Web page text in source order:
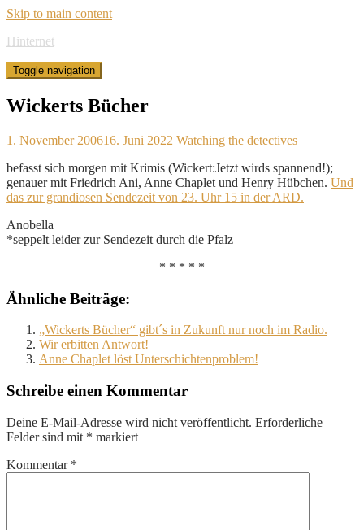
Skip to main content
Hinternet
Toggle navigation
Wickerts Bücher
1. November 200616. Juni 2022 Watching the detectives
befasst sich morgen mit Krimis (Wickert:Jetzt wirds spannend!);
genauer mit Friedrich Ani, Anne Chaplet und Henry Hübchen. Und
das zur grandiosen Sendezeit von 23. Uhr 15 in der ARD.
Anobella
*seppelt leider zur Sendezeit durch die Pfalz
* * * * *
Ähnliche Beiträge:
„Wickerts Bücher“ gibt´s in Zukunft nur noch im Radio.
Wir erbitten Antwort!
Anne Chaplet löst Unterschichtenproblem!
Schreibe einen Kommentar
Deine E-Mail-Adresse wird nicht veröffentlicht. Erforderliche
Felder sind mit * markiert
Kommentar *